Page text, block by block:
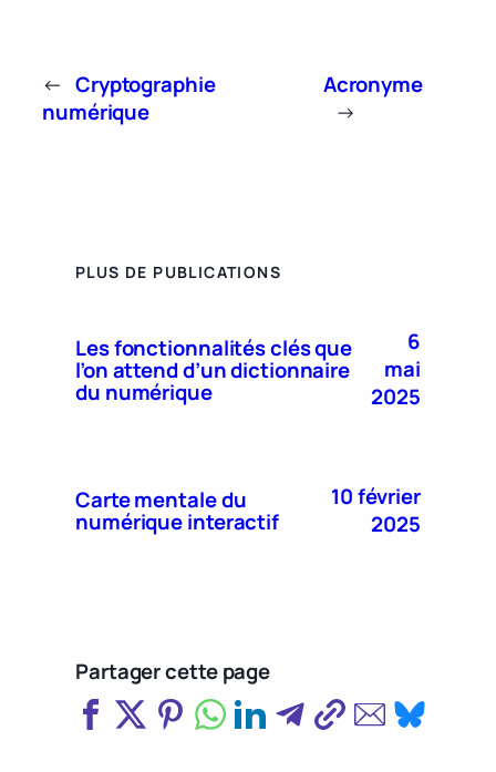
← Cryptographie
numérique
Acronyme
→
PLUS DE PUBLICATIONS
Les fonctionnalités clés que
l’on attend d’un dictionnaire
du numérique
6
mai
2025
Carte mentale du
numérique interactif
10 février
2025
Partager cette page